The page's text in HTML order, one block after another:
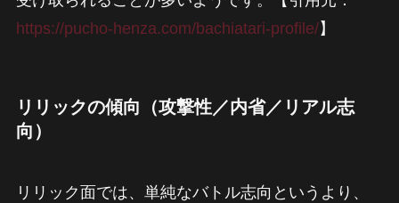
https://pucho-henza.com/bachiatari-profile/】
リリックの傾向（攻撃性／内省／リアル志
向）
リリック面では、単純なバトル志向というより、